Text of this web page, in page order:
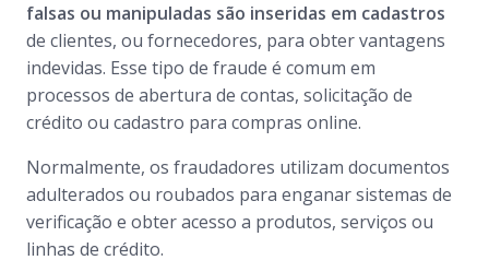
falsas ou manipuladas são inseridas em cadastros
de clientes, ou fornecedores, para obter vantagens
indevidas. Esse tipo de fraude é comum em
processos de abertura de contas, solicitação de
crédito ou cadastro para compras online.
Normalmente, os fraudadores utilizam documentos
adulterados ou roubados para enganar sistemas de
verificação e obter acesso a produtos, serviços ou
linhas de crédito.